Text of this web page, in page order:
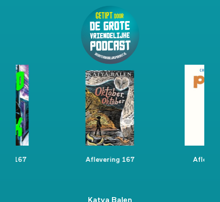
167 Aflevering 167
Katya Balen